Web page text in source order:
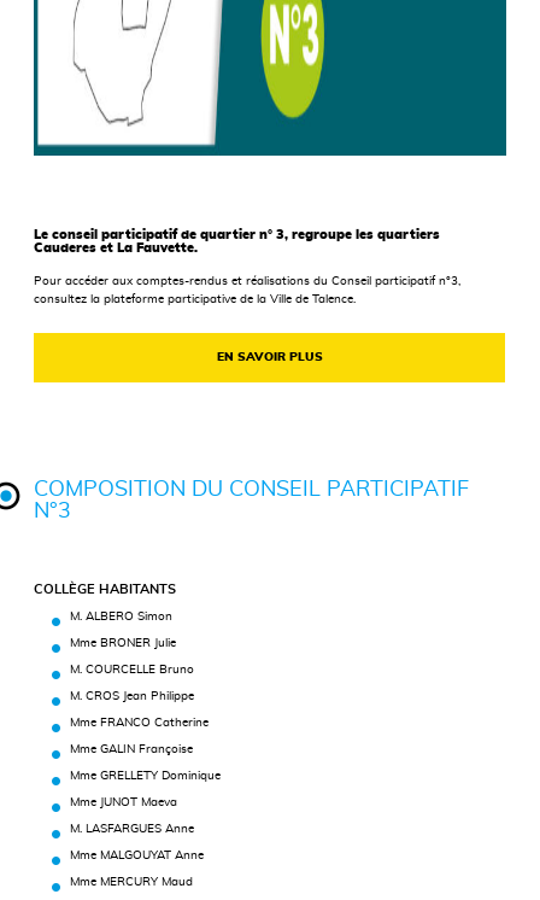
Le conseil participatif de quartier n° 3, regroupe les quartiers
Cauderes et La Fauvette.
Pour accéder aux comptes-rendus et réalisations du Conseil participatif n°3,
consultez la plateforme participative de la Ville de Talence.
EN SAVOIR PLUS
COMPOSITION DU CONSEIL PARTICIPATIF
N°3
COLLÈGE HABITANTS
M. ALBERO Simon
Mme BRONER Julie
M. COURCELLE Bruno
M. CROS Jean Philippe
Mme FRANCO Catherine
Mme GALIN Françoise
Mme GRELLETY Dominique
Mme JUNOT Maeva
M. LASFARGUES Anne
Mme MALGOUYAT Anne
Mme MERCURY Maud